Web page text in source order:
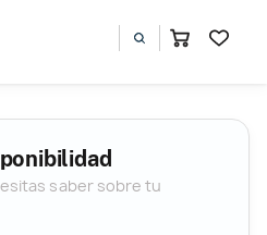
saber sobre tu